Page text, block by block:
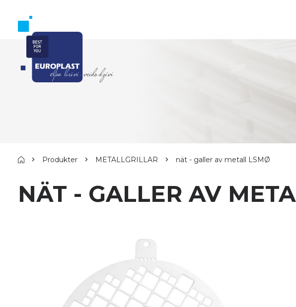
Produkter METALLGRILLAR nät - galler av metall LSMØ
NÄT - GALLER AV